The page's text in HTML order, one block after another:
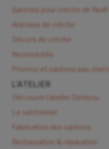
Santons pour crèche de Noël
Animaux de crèche
Décors de crèche
Nouveautés
Promos et santons pas chers
L'ATELIER
Découvrir l'atelier Denizou
Le santonnier
Fabrication des santons
Restauration & réparation